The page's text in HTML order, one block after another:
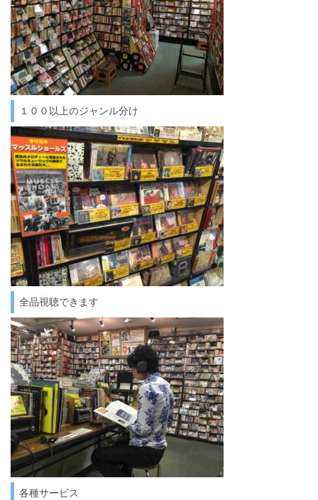
１００以上のジャンル分け
全品視聴できます
各種サービス